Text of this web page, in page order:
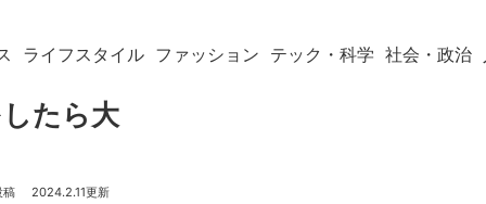
ライフスタイル ファッション テック・科学 社会・政治
たら大
2024.2.11